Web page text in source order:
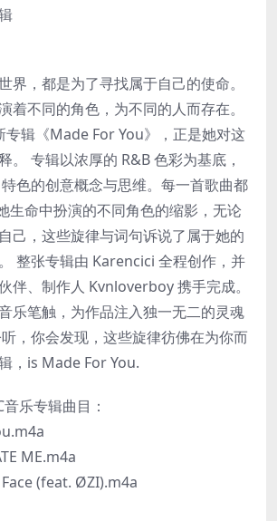
界，都是为了寻找属于自己的使命。
着不同的角色，为不同的人而存在。
专辑《Made For You》，正是她对这
。 专辑以浓厚的 R&B 色彩为基底，
色的创意概念与思维。每一首歌曲都
生命中扮演的不同角色的缩影，无论
己，这些旋律与词句诉说了属于她的
整张专辑由 Karencici 全程创作，并
伴、制作人 Kvnloverboy 携手完成。
乐笔触，为作品注入独一无二的灵魂
，你会发现，这些旋律彷佛在为你而
，is Made For You.
乐专辑曲目：
ME.m4a
(feat. ØZI).m4a